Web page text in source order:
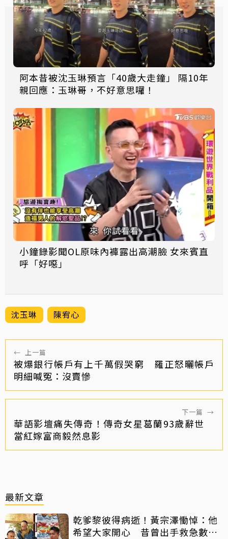
阿本昔被沈玉琳預言「40歲大走鐘」 隔10年
親回應：玉琳哥，不好意思囉！
小鐘錄影聞OL原味內褲露出高潮臉 女來賓直
呼「好噁」
沈玉琳 陳宥心
← 上一篇
被爆銀行帳戶有上千萬假哭窮 羅正怒曬帳戶
明細喊冤：沒賣慘
下一篇 →
華語影壇痛失傳奇！傳奇女星葛蘭93歲辭世
當紅嫁富商毅然息影
最新文章
乾爹黎彼得病逝！黃宗澤慟悼：他
希望大家開心 昔曾出手救急數十